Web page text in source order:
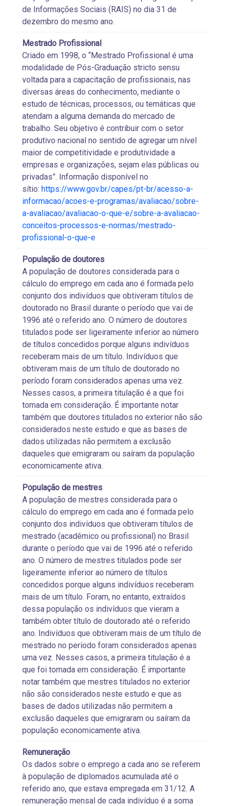
de Informações Sociais (RAIS) no dia 31 de
dezembro do mesmo ano.
Mestrado Profissional
Criado em 1998, o “Mestrado Profissional é uma
modalidade de Pós-Graduação stricto sensu
voltada para a capacitação de profissionais, nas
diversas áreas do conhecimento, mediante o
estudo de técnicas, processos, ou temáticas que
atendam a alguma demanda do mercado de
trabalho. Seu objetivo é contribuir com o setor
produtivo nacional no sentido de agregar um nível
maior de competitividade e produtividade a
empresas e organizações, sejam elas públicas ou
privadas”. Informação disponível no
sítio: https://www.gov.br/capes/pt-br/acesso-a-
informacao/acoes-e-programas/avaliacao/sobre-
a-avaliacao/avaliacao-o-que-e/sobre-a-avaliacao-
conceitos-processos-e-normas/mestrado-
profissional-o-que-e
População de doutores
A população de doutores considerada para o
cálculo do emprego em cada ano é formada pelo
conjunto dos indivíduos que obtiveram títulos de
doutorado no Brasil durante o período que vai de
1996 até o referido ano. O número de doutores
titulados pode ser ligeiramente inferior ao número
de títulos concedidos porque alguns indivíduos
receberam mais de um título. Indivíduos que
obtiveram mais de um título de doutorado no
período foram considerados apenas uma vez.
Nesses casos, a primeira titulação é a que foi
tomada em consideração. É importante notar
também que doutores titulados no exterior não são
considerados neste estudo e que as bases de
dados utilizadas não permitem a exclusão
daqueles que emigraram ou saíram da população
economicamente ativa.
População de mestres
A população de mestres considerada para o
cálculo do emprego em cada ano é formada pelo
conjunto dos indivíduos que obtiveram títulos de
mestrado (acadêmico ou profissional) no Brasil
durante o período que vai de 1996 até o referido
ano. O número de mestres titulados pode ser
ligeiramente inferior ao número de títulos
concedidos porque alguns indivíduos receberam
mais de um título. Foram, no entanto, extraídos
dessa população os indivíduos que vieram a
também obter título de doutorado até o referido
ano. Indivíduos que obtiveram mais de um título de
mestrado no período foram considerados apenas
uma vez. Nesses casos, a primeira titulação é a
que foi tomada em consideração. É importante
notar também que mestres titulados no exterior
não são considerados neste estudo e que as
bases de dados utilizadas não permitem a
exclusão daqueles que emigraram ou saíram da
população economicamente ativa.
Remuneração
Os dados sobre o emprego a cada ano se referem
à população de diplomados acumulada até o
referido ano, que estava empregada em 31/12. A
remuneração mensal de cada indivíduo é a soma